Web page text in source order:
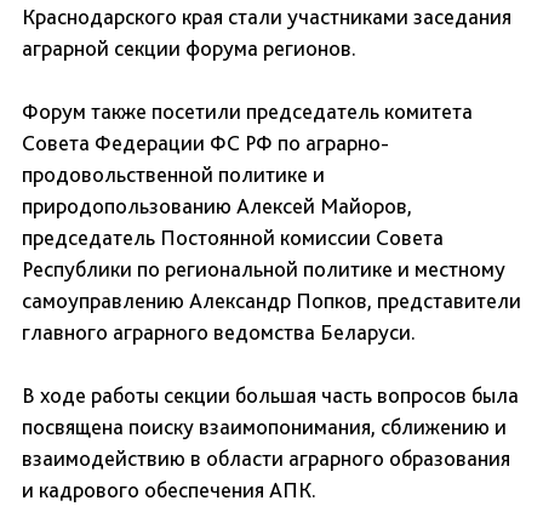
Краснодарского края стали участниками заседания
аграрной секции форума регионов.
Форум также посетили председатель комитета
Совета Федерации ФС РФ по аграрно-
продовольственной политике и
природопользованию Алексей Майоров,
председатель Постоянной комиссии Совета
Республики по региональной политике и местному
самоуправлению Александр Попков, представители
главного аграрного ведомства Беларуси.
В ходе работы секции большая часть вопросов была
посвящена поиску взаимопонимания, сближению и
взаимодействию в области аграрного образования
и кадрового обеспечения АПК.